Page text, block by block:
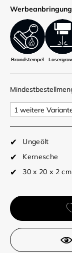
Brandstempel
Ungeölt
Kernesche
30 x 20 x 2 cm